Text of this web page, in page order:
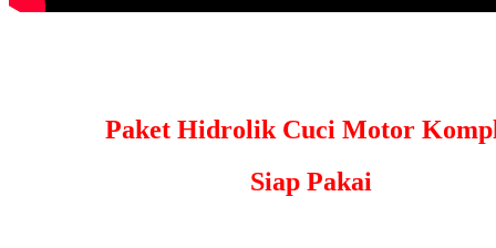
Paket Hidrolik Cuci Motor
Siap Pakai